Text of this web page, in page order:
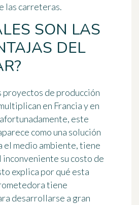
las carreteras.
SON LAS
DEL
proyectos de producción
en Francia y en
este
como una solución
el medio ambiente, tiene
inconveniente su costo de
explica por qué esta
tiene
desarrollarse a gran